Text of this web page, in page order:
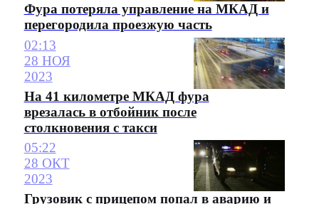
Фура потеряла управление на МКАД и
перегородила проезжую часть
02:13
28 НОЯ
2023
На 41 километре МКАД фура
врезалась в отбойник после
столкновения с такси
05:22
28 ОКТ
2023
Грузовик с прицепом попал в аварию и